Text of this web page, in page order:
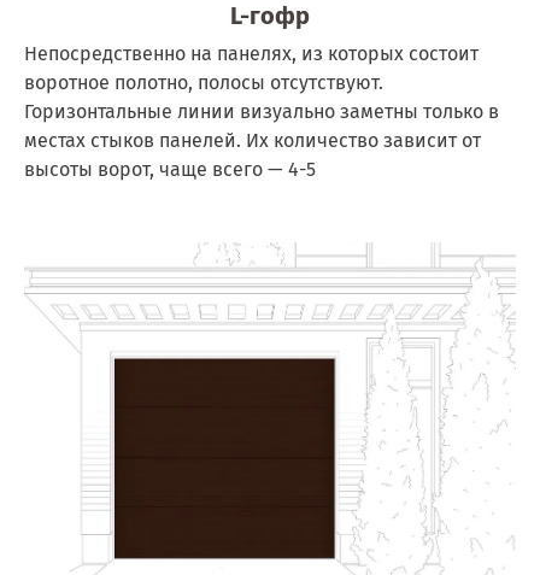
L-гофр
Непосредственно на панелях, из которых состоит
воротное полотно, полосы отсутствуют.
Горизонтальные линии визуально заметны только в
местах стыков панелей. Их количество зависит от
высоты ворот, чаще всего — 4-5